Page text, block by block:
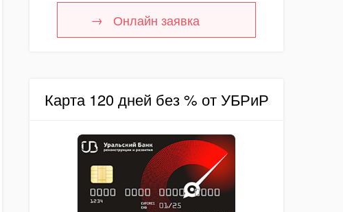
Онлайн заявка
Карта 120 дней без % от УБРиР